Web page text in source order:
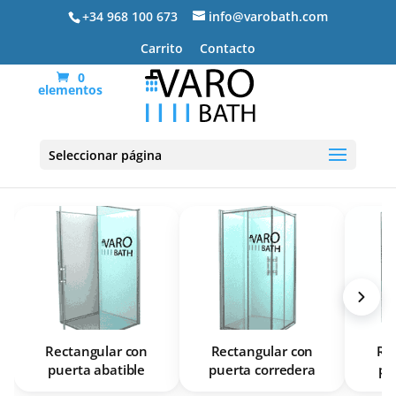
+34 968 100 673
info@varobath.com
Carrito
Contacto
0
elementos
Seleccionar página
Mamparas de ducha rectangulares
Rectangular con
puerta abatible
Rectangular con
puerta corredera